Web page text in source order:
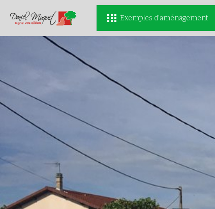
Exemples d'aménagement